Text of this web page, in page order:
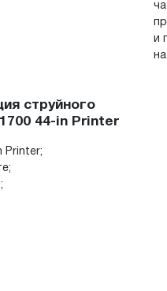
и
струйного
44-in Printer
Printer;